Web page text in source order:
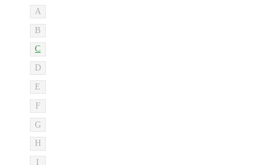
A
B
C
D
E
F
G
H
I